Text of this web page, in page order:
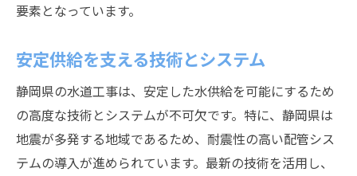
要素となっています。
安定供給を支える技術とシステム
静岡県の水道工事は、安定した水供給を可能にするため
の高度な技術とシステムが不可欠です。特に、静岡県は
地震が多発する地域であるため、耐震性の高い配管シス
テムの導入が進められています。最新の技術を活用し、